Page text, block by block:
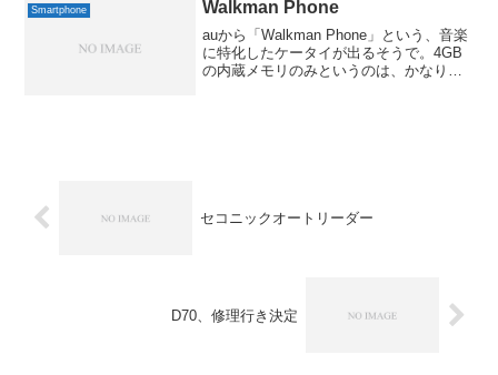
Smartphone Walkman Phone
auから「Walkman Phone」という、音楽
に特化したケータイが出るそうで。4GB
の内蔵メモリのみというのは、かなり思
セコニックオートリーダー
D70、修理行き決定